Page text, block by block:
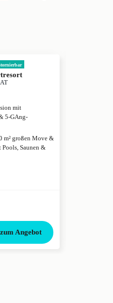
mit
5-GAng-
m² großen Move &
Saunen &
zum Angebot